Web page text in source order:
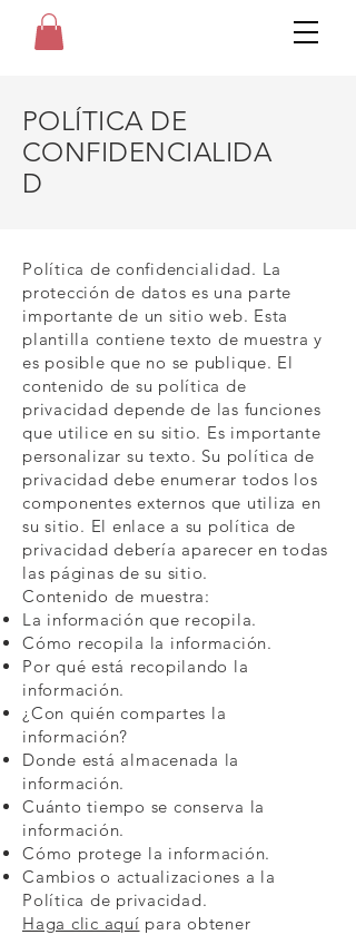
POLÍTICA DE
CONFIDENCIALIDA
D
Política de confidencialidad. La
protección de datos es una parte
importante de un sitio web. Esta
plantilla contiene texto de muestra y
es posible que no se publique. El
contenido de su política de
privacidad depende de las funciones
que utilice en su sitio. Es importante
personalizar su texto. Su política de
privacidad debe enumerar todos los
componentes externos que utiliza en
su sitio. El enlace a su política de
privacidad debería aparecer en todas
las páginas de su sitio.
Contenido de muestra:
La información que recopila.
Cómo recopila la información.
Por qué está recopilando la
información.
¿Con quién compartes la
información?
Donde está almacenada la
información.
Cuánto tiempo se conserva la
información.
Cómo protege la información.
Cambios o actualizaciones a la
Política de privacidad.
Haga clic aquí para obtener